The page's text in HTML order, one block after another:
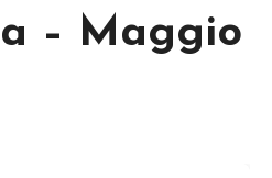
– Maggio